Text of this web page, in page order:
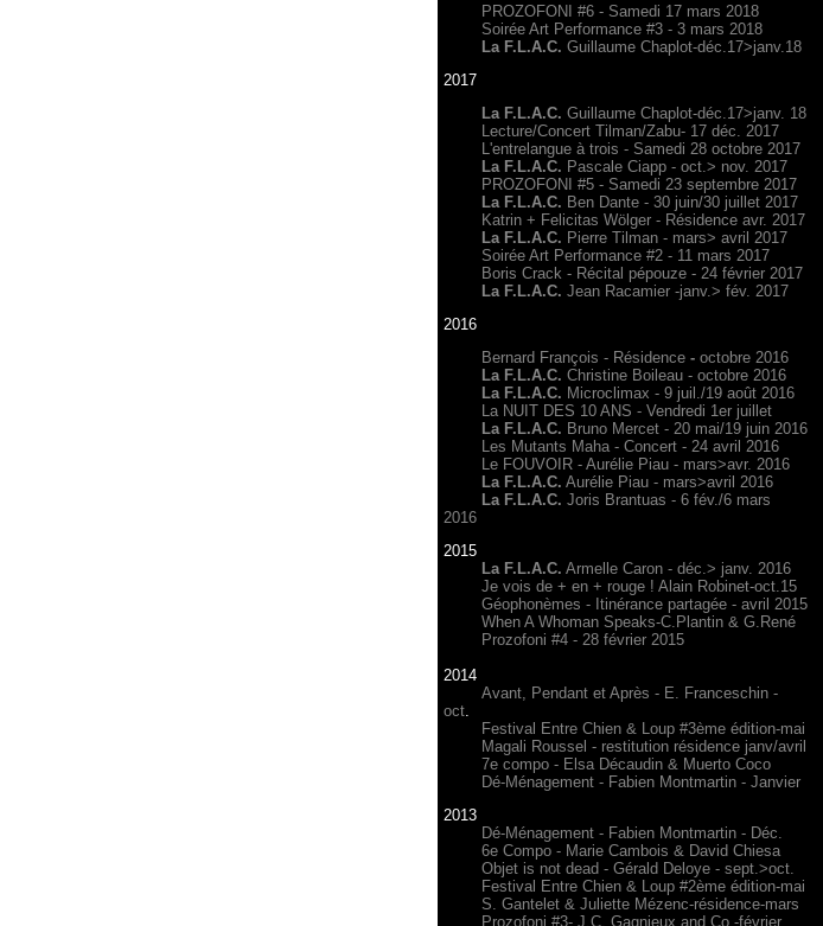
PROZOFONI #6 - Samedi 17 mars 2018
Soirée Art Performance #3 - 3 mars 2018
La F.L.A.C. Guillaume Chaplot-déc.17>janv.18
2017
La F.L.A.C. Guillaume Chaplot-déc.17>janv. 18
Lecture/Concert Tilman/Zabu- 17 déc. 2017
L'entrelangue à trois - Samedi 28 octobre 2017
La F.L.A.C. Pascale Ciapp - oct.> nov. 2017
PROZOFONI #5 - Samedi 23 septembre 2017
La F.L.A.C. Ben Dante - 30 juin/30 juillet 2017
Katrin + Felicitas Wölger - Résidence avr. 2017
La F.L.A.C. Pierre Tilman - mars> avril 2017
Soirée Art Performance #2 - 11 mars 2017
Boris Crack - Récital pépouze - 24 février 2017
La F.L.A.C. Jean Racamier -janv.> fév. 2017
2016
Bernard François - Résidence - octobre 2016
La F.L.A.C. Christine Boileau - octobre 2016
La F.L.A.C. Microclimax - 9 juil./19 août 2016
La NUIT DES 10 ANS - Vendredi 1er juillet
La F.L.A.C. Bruno Mercet - 20 mai/19 juin 2016
Les Mutants Maha - Concert - 24 avril 2016
Le FOUVOIR - Aurélie Piau - mars>avr. 2016
La F.L.A.C. Aurélie Piau - mars>avril 2016
La F.L.A.C. Joris Brantuas - 6 fév./6 mars
2016
2015
La F.L.A.C. Armelle Caron - déc.> janv. 2016
Je vois de + en + rouge ! Alain Robinet-oct.15
Géophonèmes - Itinérance partagée - avril 2015
When A Whoman Speaks-C.Plantin & G.René
Prozofoni #4 - 28 février 2015
2014
Avant, Pendant et Après - E. Franceschin -
oct.
Festival Entre Chien & Loup #3ème édition-mai
Magali Roussel - restitution résidence janv/avril
7e compo - Elsa Décaudin & Muerto Coco
Dé-Ménagement - Fabien Montmartin - Janvier
2013
Dé-Ménagement - Fabien Montmartin - Déc.
6e Compo - Marie Cambois & David Chiesa
Objet is not dead - Gérald Deloye - sept.>oct.
Festival Entre Chien & Loup #2ème édition-mai
S. Gantelet & Juliette Mézenc-résidence-mars
Prozofoni #3- J.C. Gagnieux and Co -février